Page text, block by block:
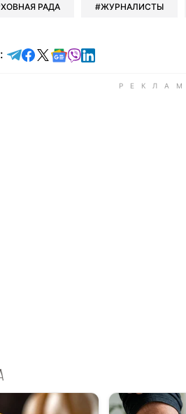
РАДА ЖУРНАЛИСТЫ
Читайте в Telegram
Читайте в Facebook
Читайте в X
Читайте в Google
Читайте в Viber
Читайте в